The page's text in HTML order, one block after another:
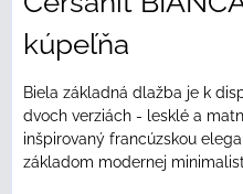
kúpeľňa
Biela základná dlažba je k
dvoch verziách - lesklé a
inšpirovaný francúzskou
základom modernej